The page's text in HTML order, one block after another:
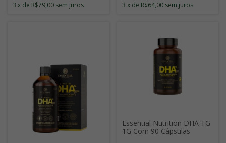
3 x de R$79,00 sem juros 3 x de R$64,00 sem juros
Essential Nutrition DHA TG
1G Com 90 Cápsulas